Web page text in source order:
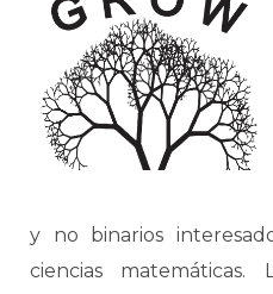
y no binarios
ciencias matemáticas.